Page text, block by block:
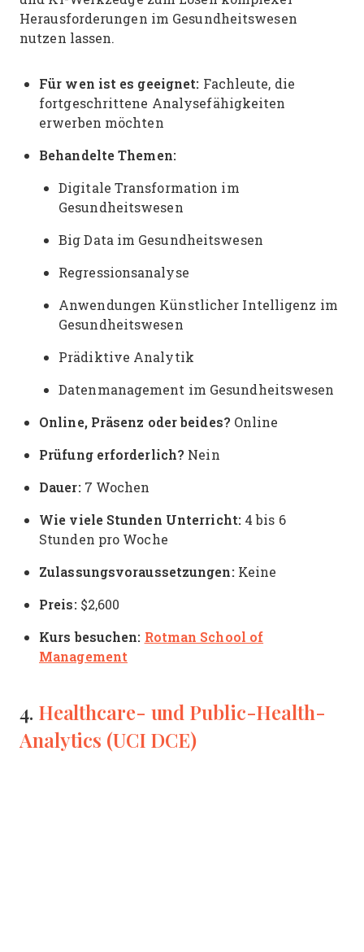
Herausforderungen im Gesundheitswesen
nutzen lassen.
Für wen ist es geeignet: Fachleute, die
fortgeschrittene Analysefähigkeiten
erwerben möchten
Behandelte Themen:
Digitale Transformation im
Gesundheitswesen
Big Data im Gesundheitswesen
Regressionsanalyse
Anwendungen Künstlicher Intelligenz im
Gesundheitswesen
Prädiktive Analytik
Datenmanagement im Gesundheitswesen
Online, Präsenz oder beides? Online
Prüfung erforderlich? Nein
Dauer:7 Wochen
Wie viele Stunden Unterricht:4 bis 6
Stunden pro Woche
Zulassungsvoraussetzungen:Keine
Preis:$2,600
Kurs besuchen: Rotman School of
Management
4. Healthcare- und Public-Health-
Analytics (UCI DCE)